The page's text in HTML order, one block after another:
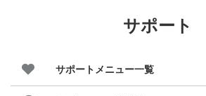
サポート
サポートメニュー一覧